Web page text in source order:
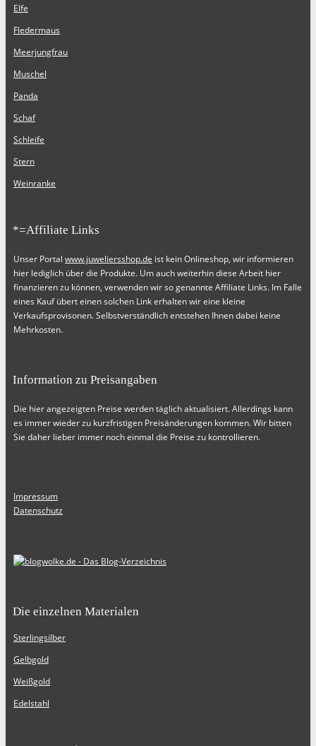
Elfe
Fledermaus
Meerjungfrau
Muschel
Panda
Schaf
Schleife
Stern
Weinranke
*=Affiliate Links
Unser Portal www.juweliersshop.de ist kein Onlineshop, wir informieren
hier lediglich über die Produkte. Um auch weiterhin diese Arbeit hier
finanzieren zu können, verwenden wir so genannte Affiliate Links. Im Falle
eines Kauf übert einen solchen Link erhalten wir eine kleine
Verkaufsprovisonen. Selbstverständlich entstehen Ihnen dabei keine
Mehrkosten.
Information zu Preisangaben
Die hier angezeigten Preise werden täglich aktualisiert. Allerdings kann
es immer wieder zu kurzfristigen Preisänderungen kommen. Wir bitten
Sie daher lieber immer noch einmal die Preise zu kontrollieren.
Impressum
Datenschutz
Die einzelnen Materialen
Sterlingsilber
Gelbgold
Weißgold
Edelstahl